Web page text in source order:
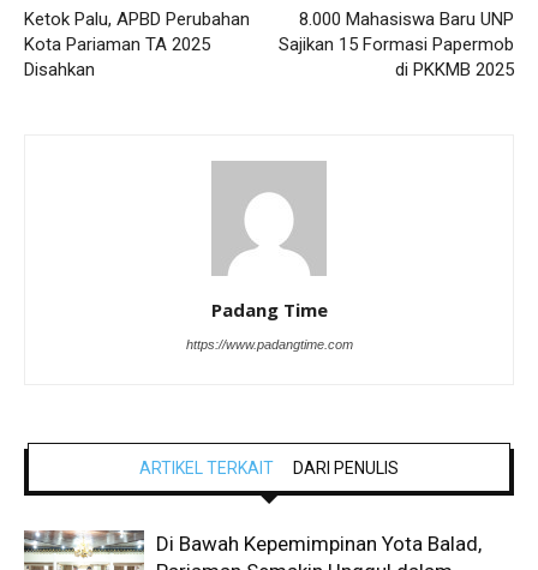
Ketok Palu, APBD Perubahan
Kota Pariaman TA 2025
Disahkan
8.000 Mahasiswa Baru UNP
Sajikan 15 Formasi Papermob
di PKKMB 2025
Padang Time
https://www.padangtime.com
ARTIKEL TERKAIT DARI PENULIS
Di Bawah Kepemimpinan Yota Balad,